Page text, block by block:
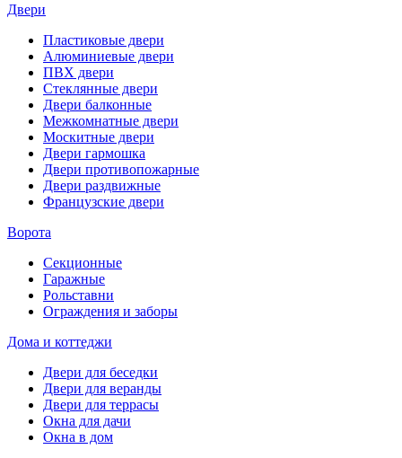
Двери
Пластиковые двери
Алюминиевые двери
ПВХ двери
Стеклянные двери
Двери балконные
Межкомнатные двери
Москитные двери
Двери гармошка
Двери противопожарные
Двери раздвижные
Французские двери
Ворота
Секционные
Гаражные
Рольставни
Ограждения и заборы
Дома и коттеджи
Двери для беседки
Двери для веранды
Двери для террасы
Окна для дачи
Окна в дом